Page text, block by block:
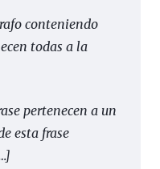
conteniendo
todas a la
pertenecen a un
esta frase